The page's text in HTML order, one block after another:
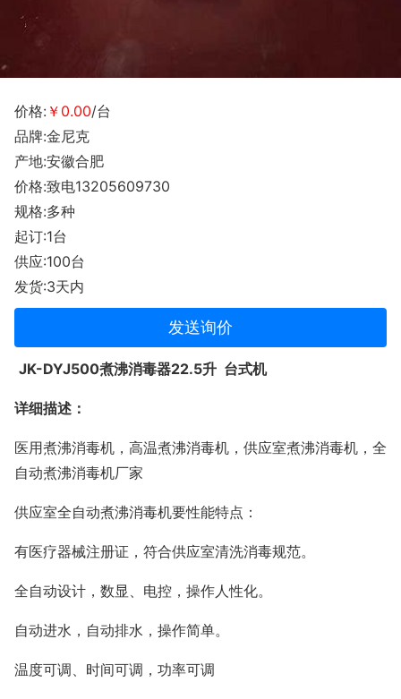
价格: ￥0.00/台
品牌:金尼克
产地:安徽合肥
价格:致电13205609730
规格:多种
起订:1台
供应:100台
发货:3天内
发送询价
JK-DYJ500煮沸消毒器22.5升 台式机
详细描述：
医用煮沸消毒机，高温煮沸消毒机，供应室煮沸消毒机，全
自动煮沸消毒机厂家
供应室全自动煮沸消毒机要性能特点：
有医疗器械注册证，符合供应室清洗消毒规范。
全自动设计，数显、电控，操作人性化。
自动进水，自动排水，操作简单。
温度可调、时间可调，功率可调